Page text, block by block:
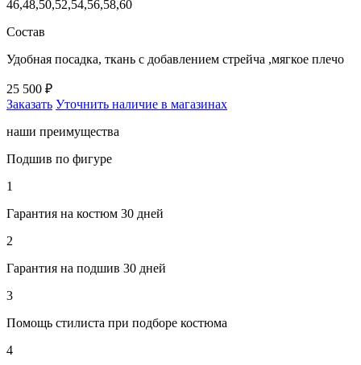
46,48,50,52,54,56,58,60
Состав
Удобная посадка, ткань с добавлением стрейча ,мягкое плечо
25 500 ₽
Заказать Уточнить наличие в магазинах
наши преимущества
Подшив по фигуре
1
Гарантия на костюм 30 дней
2
Гарантия на подшив 30 дней
3
Помощь стилиста при подборе костюма
4